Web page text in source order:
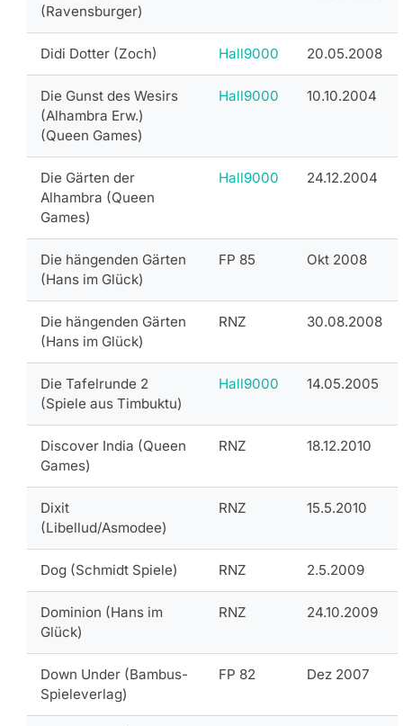
(Ravensburger)
Didi Dotter (Zoch) Hall9000 20.05.2008
Die Gunst des Wesirs
(Alhambra Erw.)
(Queen Games)
Hall9000 10.10.2004
Die Gärten der
Alhambra (Queen
Games)
Hall9000 24.12.2004
Die hängenden Gärten
(Hans im Glück)
FP 85 Okt 2008
Die hängenden Gärten
(Hans im Glück)
RNZ 30.08.2008
Die Tafelrunde 2
(Spiele aus Timbuktu)
Hall9000 14.05.2005
Discover India (Queen
Games)
RNZ 18.12.2010
Dixit
(Libellud/Asmodee)
RNZ 15.5.2010
Dog (Schmidt Spiele) RNZ 2.5.2009
Dominion (Hans im
Glück)
RNZ 24.10.2009
Down Under (Bambus-
Spieleverlag)
FP 82 Dez 2007